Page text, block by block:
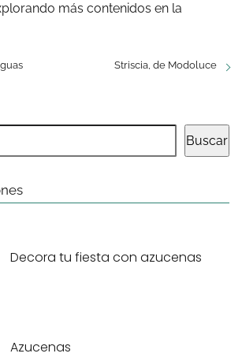
más contenidos en la
Striscia, de Modoluce
Buscar
Decora tu fiesta con azucenas
Azucenas